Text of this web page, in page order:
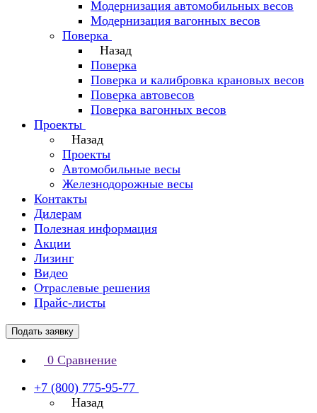
Модернизация автомобильных весов
Модернизация вагонных весов
Поверка
Назад
Поверка
Поверка и калибровка крановых весов
Поверка автовесов
Поверка вагонных весов
Проекты
Назад
Проекты
Автомобильные весы
Железнодорожные весы
Контакты
Дилерам
Полезная информация
Акции
Лизинг
Видео
Отраслевые решения
Прайс-листы
Подать заявку
0 Сравнение
+7 (800) 775-95-77
Назад